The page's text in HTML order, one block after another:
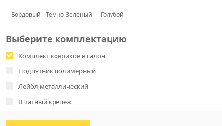
Бордовый Темно-Зеленый Голубой
Выберите комплектацию
Комплект ковриков в салон
Подпятник полимерный
Лейбл металлический
Штатный крепеж